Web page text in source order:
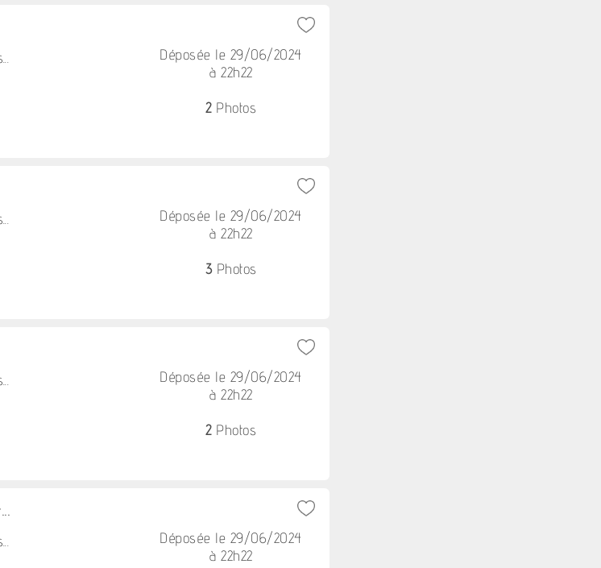
Déposée le 29/06/2024
à 22h22
2Photos
Déposée le 29/06/2024
à 22h22
3Photos
Déposée le 29/06/2024
à 22h22
2Photos
Déposée le 29/06/2024
à 22h22